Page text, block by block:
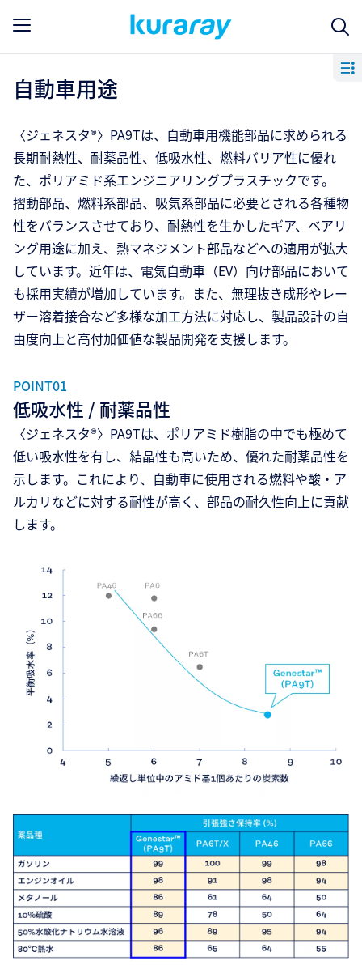
自動車用途
〈ジェネスタ®〉PA9Tは、自動車用機能部品に求められる
長期耐熱性、耐薬品性、低吸水性、燃料バリア性に優れ
た、ポリアミド系エンジニアリングプラスチックです。
摺動部品、燃料系部品、吸気系部品に必要とされる各種物
性をバランスさせており、耐熱性を生かしたギア、ベアリ
ング用途に加え、熱マネジメント部品などへの適用が拡大
しています。近年は、電気自動車（EV）向け部品において
も採用実績が増加しています。また、無理抜き成形やレー
ザー溶着接合など多様な加工方法に対応し、製品設計の自
由度向上と高付加価値な製品開発を支援します。
POINT01
低吸水性 / 耐薬品性
〈ジェネスタ®〉PA9Tは、ポリアミド樹脂の中でも極めて
低い吸水性を有し、結晶性も高いため、優れた耐薬品性を
示します。これにより、自動車に使用される燃料や酸・ア
ルカリなどに対する耐性が高く、部品の耐久性向上に貢献
します。